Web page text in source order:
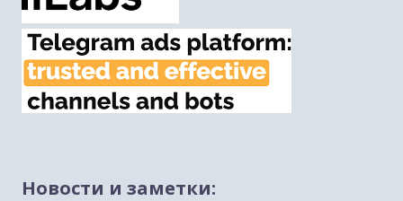
Новости и заметки: